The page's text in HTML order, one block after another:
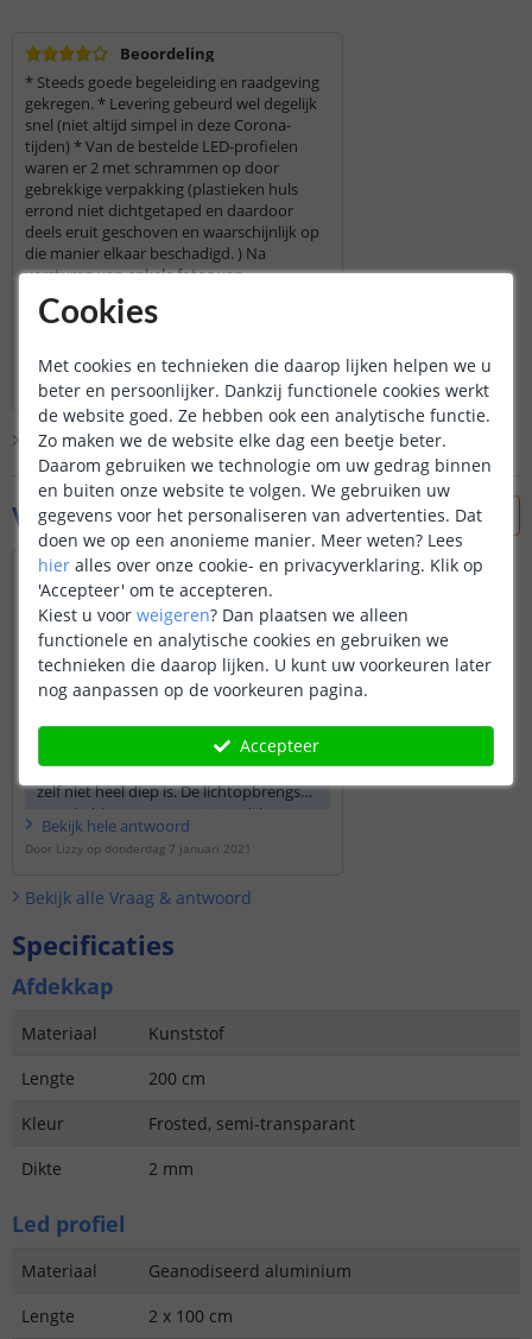
Beoordeling
* Steeds goede begeleiding en raadgeving
gekregen. * Levering gebeurd wel degelijk
snel (niet altijd simpel in deze Corona-
tijden) * Van de bestelde LED-profielen
waren er 2 met schrammen op door
gebrekkige verpakking (plastieken huls
errond niet dichtgetaped en daardoor
deels eruit geschoven en waarschijnlijk op
die manier elkaar beschadigd. ) Na
versturen van enkele fotos van
beschadiging hebben we 2 nieuwe
ontvangen en dit reeds 2 dagen na 1e
(12V ipv 24V). En het terugsturen van foute
LED’s liep vlot , enkel nog wachten op de
terugbetaling ervan. * Vorige bestelling van
LED-strips Dual white in zomer 2020 ook
vlekkeloos verlopen en zeer tevreden van.
Lees hele review
Patrick|8 februari 2021
Bekijk alle 1 reviews
Vraag & antwoord
Deze profielen hebben een mat afdeklamel
en we vroegen ons af hoeveel lichtverlies
dan is door deze afdeklamel? Is dit van die
aard om bv naar HELDER WIT te gaan ipv
WARM WIT? Dit in geval deze
hoofdverlichting ipv sfeerverlichting
De afdekkap zorgt voor een minimaal
lichtverlies. Dit komt, omdat het profiel
zelf niet heel diep is. De lichtopbrengst
voor helder- en warm wit is gelijk.
Bekijk hele antwoord
Door Lizzy op donderdag 7 januari 2021
Bekijk alle Vraag & antwoord
Specificaties
Afdekkap
Materiaal
Kunststof
Lengte
200 cm
Kleur
Frosted, semi-transparant
Dikte
2 mm
Led profiel
Materiaal
Geanodiseerd aluminium
Lengte
2 x 100 cm
Cookies
Met cookies en technieken die daarop lijken helpen we u
beter en persoonlijker. Dankzij functionele cookies werkt
de website goed. Ze hebben ook een analytische functie.
Zo maken we de website elke dag een beetje beter.
Daarom gebruiken we technologie om uw gedrag binnen
en buiten onze website te volgen. We gebruiken uw
gegevens voor het personaliseren van advertenties. Dat
doen we op een anonieme manier. Meer weten? Lees
hier alles over onze cookie- en privacyverklaring. Klik op
'Accepteer' om te accepteren.
Kiest u voor weigeren? Dan plaatsen we alleen
functionele en analytische cookies en gebruiken we
technieken die daarop lijken. U kunt uw voorkeuren later
nog aanpassen op de voorkeuren pagina.
Accepteer